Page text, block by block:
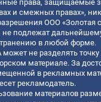
права, защищаемые
и смежных правах»,
ООО «Золотая
не подлежат
в любой форме.
может не разделять точку
материале. За
в рекламных
рекламодатель.
материалов